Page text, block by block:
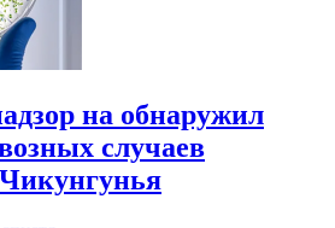
на обнаружил
случаев